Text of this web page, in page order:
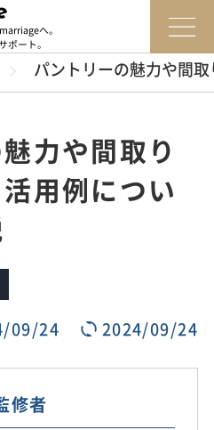
へ。
ポート。
パントリーの魅力や間
力や間取り
用例につい
09/24
2024/09/24
修者